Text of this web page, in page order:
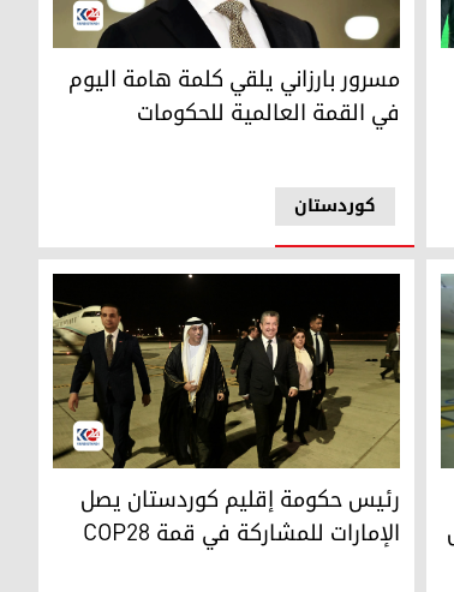
السفر العربي" في دبي
مسرور بارزاني
کوردستان
مسرور بارزاني يلقي كلمة هامة اليوم
في القمة العالمية للحكومات
إلى الإمارات للمشاركة في قمة كوب28
مشهد للحظة وصول رئيس حكومة إقليم كوردستان
رئيس حكومة إقليم كوردستان يصل
الإمارات للمشاركة في قمة COP28